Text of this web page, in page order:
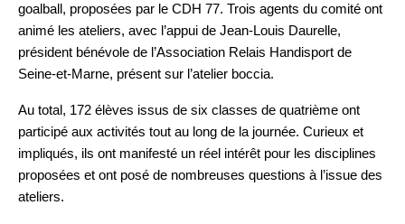
goalball, proposées par le CDH 77. Trois agents du comité ont
animé les ateliers, avec l’appui de Jean-Louis Daurelle,
président bénévole de l’Association Relais Handisport de
Seine-et-Marne, présent sur l’atelier boccia.
Au total, 172 élèves issus de six classes de quatrième ont
participé aux activités tout au long de la journée. Curieux et
impliqués, ils ont manifesté un réel intérêt pour les disciplines
proposées et ont posé de nombreuses questions à l’issue des
ateliers.